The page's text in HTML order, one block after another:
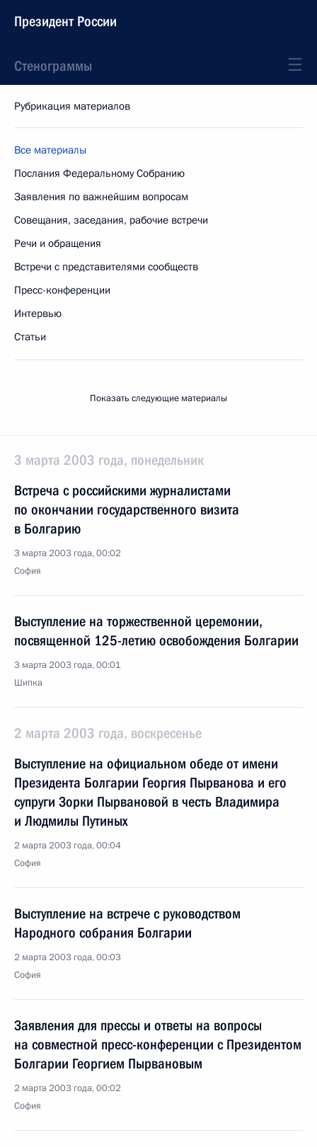
Президент России
Стенограммы
Рубрикация материалов
Все материалы
Послания Федеральному Собранию
Заявления по важнейшим вопросам
Совещания, заседания, рабочие встречи
Речи и обращения
Встречи с представителями сообществ
Пресс-конференции
Интервью
Статьи
Показать следующие материалы
3 марта 2003 года, понедельник
Встреча с российскими журналистами
по окончании государственного визита
в Болгарию
3 марта 2003 года, 00:02
София
Выступление на торжественной церемонии,
посвященной 125-летию освобождения Болгарии
3 марта 2003 года, 00:01
Шипка
2 марта 2003 года, воскресенье
Выступление на официальном обеде от имени
Президента Болгарии Георгия Пырванова и его
супруги Зорки Пырвановой в честь Владимира
и Людмилы Путиных
2 марта 2003 года, 00:04
София
Выступление на встрече с руководством
Народного собрания Болгарии
2 марта 2003 года, 00:03
София
Заявления для прессы и ответы на вопросы
на совместной пресс-конференции с Президентом
Болгарии Георгием Пырвановым
2 марта 2003 года, 00:02
София